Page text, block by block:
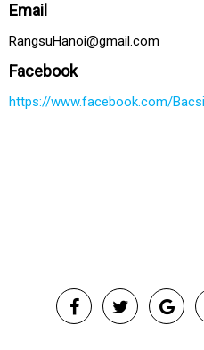
Email
RangsuHanoi@gmail.com
Facebook
https://www.facebook.com/